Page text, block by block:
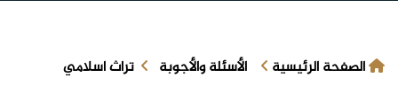
الصفحة الرئيسية الأسئلة والأجوبة تراث اسلامي